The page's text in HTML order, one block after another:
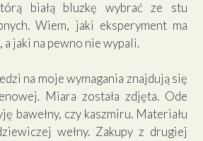
białą bluzkę wybrać ze stu
Wiem, jaki eksperyment ma
a jaki na pewno nie wypali.
na moje wymagania znajdują się
Miara została zdjęta. Ode
bawełny, czy kaszmiru. Materiału
wełny. Zakupy z drugiej